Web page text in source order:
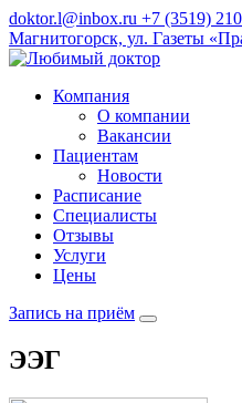
doktor.l@inbox.ru +7 (3519)
Магнитогорск, ул. Газеты
Компания
О компании
Вакансии
Пациентам
Новости
Расписание
Специалисты
Отзывы
Услуги
Цены
Запись на приём
ЭЭГ